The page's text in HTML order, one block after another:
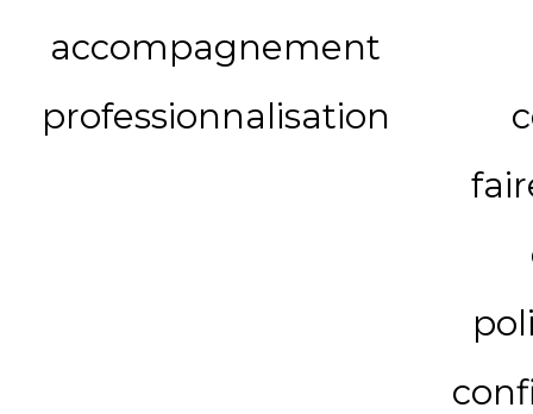
accompagnement
professionnalisation